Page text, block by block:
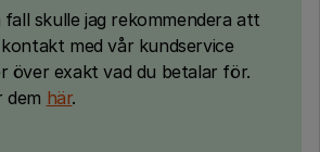
skulle jag rekommendera att
med vår kundservice
över exakt vad du betalar för.
dem här.